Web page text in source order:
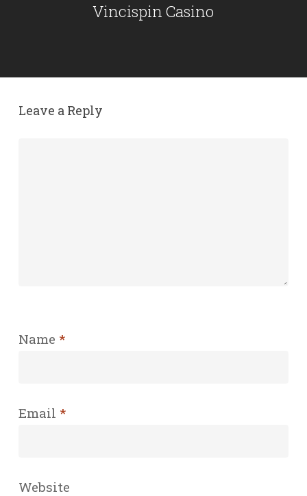
Vincispin Casino
Leave a Reply
Name *
Email *
Website